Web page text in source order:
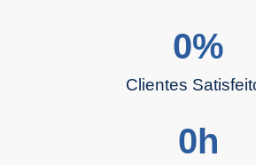
Clientes
0%
0h